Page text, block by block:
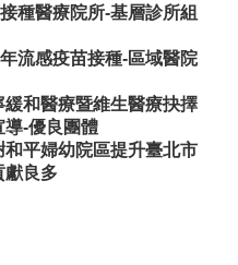
種醫療院所-基層診所組
流感疫苗接種-區域醫院
和醫療暨維生醫療抉擇
導-優良團體
平婦幼院區提升臺北市
獻良多